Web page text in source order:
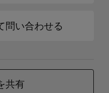
問い合わせる
共有